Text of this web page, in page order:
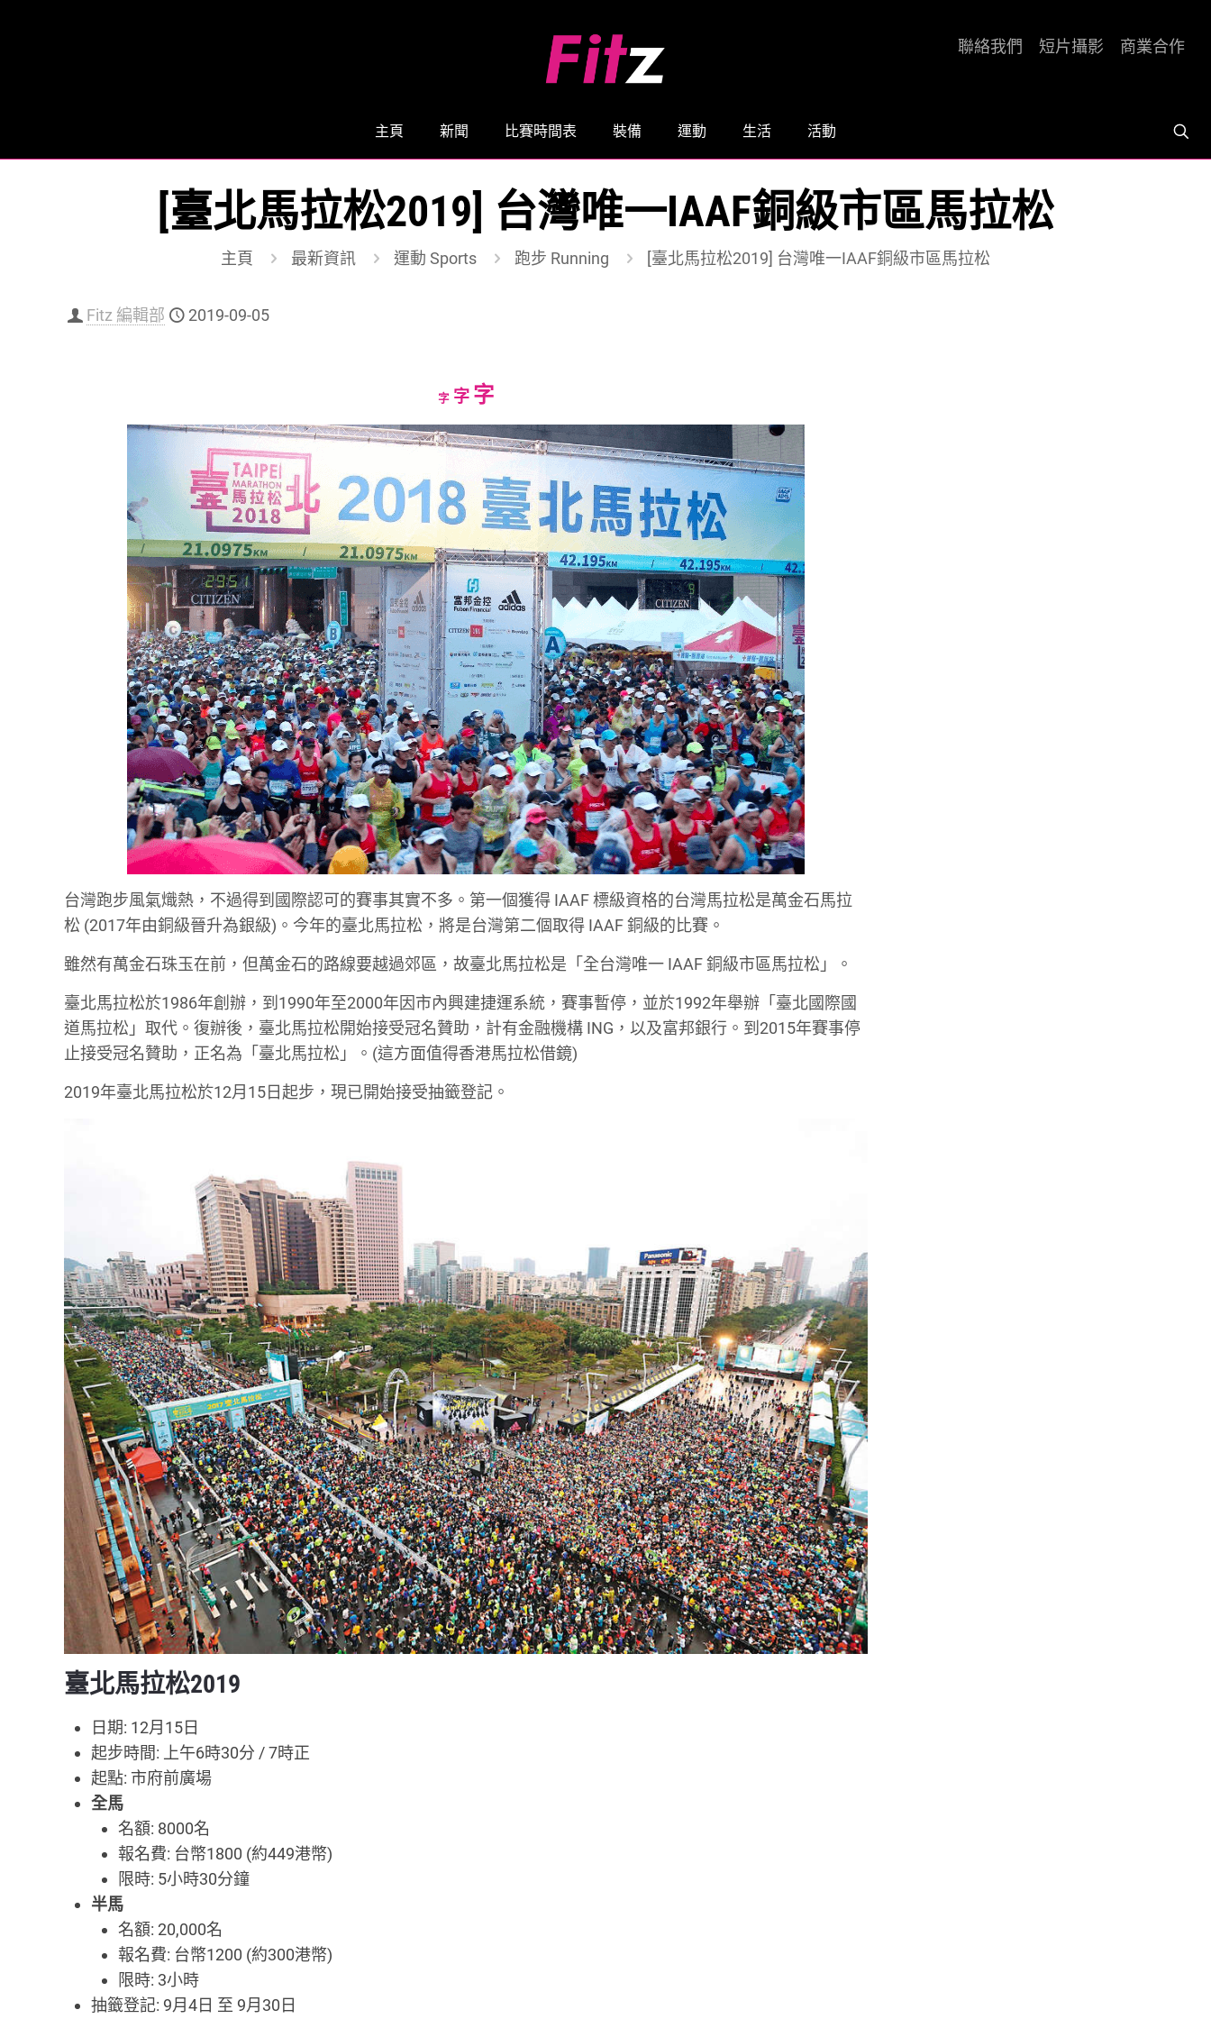
主頁 新聞 比賽時間表 裝備 運動 生活 活動
聯絡我們 短片攝影 商業合作
[臺北馬拉松2019] 台灣唯一IAAF銅級市區馬拉松
主頁 最新資訊 運動 Sports 跑步 Running [臺北馬拉松2019] 台灣唯一IAAF銅級市區馬拉松
Fitz 編輯部 2019-09-05
字Decrease
size.
字Reset
size.
字Increase
font
size.
台灣跑步風氣熾熱，不過得到國際認可的賽事其實不多。第一個獲得 IAAF 標級資格的台灣馬拉松是萬金石馬拉
松 (2017年由銅級晉升為銀級)。今年的臺北馬拉松，將是台灣第二個取得 IAAF 銅級的比賽。
雖然有萬金石珠玉在前，但萬金石的路線要越過郊區，故臺北馬拉松是「全台灣唯一 IAAF 銅級市區馬拉松」。
臺北馬拉松於1986年創辦，到1990年至2000年因市內興建捷運系統，賽事暫停，並於1992年舉辦「臺北國際國
道馬拉松」取代。復辦後，臺北馬拉松開始接受冠名贊助，計有金融機構 ING，以及富邦銀行。到2015年賽事停
止接受冠名贊助，正名為「臺北馬拉松」。(這方面值得香港馬拉松借鏡)
2019年臺北馬拉松於12月15日起步，現已開始接受抽籤登記。
臺北馬拉松2019
日期: 12月15日
起步時間: 上午6時30分 / 7時正
起點: 市府前廣場
全馬
名額: 8000名
報名費: 台幣1800 (約449港幣)
限時: 5小時30分鐘
半馬
名額: 20,000名
報名費: 台幣1200 (約300港幣)
限時: 3小時
抽籤登記: 9月4日 至 9月30日